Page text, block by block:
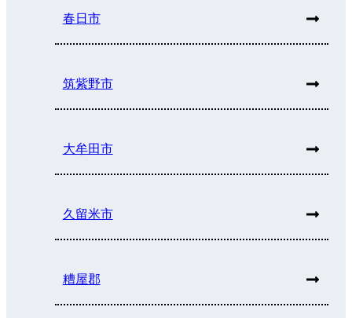
春日市
筑紫野市
大牟田市
久留米市
糟屋郡